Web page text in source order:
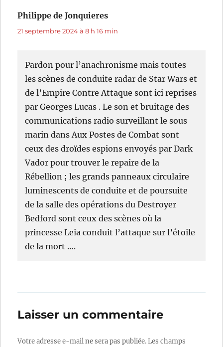
Philippe de Jonquieres
21 septembre 2024 à 8 h 16 min
Pardon pour l’anachronisme mais toutes
les scènes de conduite radar de Star Wars et
de l’Empire Contre Attaque sont ici reprises
par Georges Lucas . Le son et bruitage des
communications radio surveillant le sous
marin dans Aux Postes de Combat sont
ceux des droïdes espions envoyés par Dark
Vador pour trouver le repaire de la
Rébellion ; les grands panneaux circulaire
luminescents de conduite et de poursuite
de la salle des opérations du Destroyer
Bedford sont ceux des scènes où la
princesse Leia conduit l’attaque sur l’étoile
de la mort ….
Laisser un commentaire
Votre adresse e-mail ne sera pas publiée.Les champs